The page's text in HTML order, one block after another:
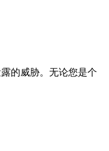
的威胁。无论您是个